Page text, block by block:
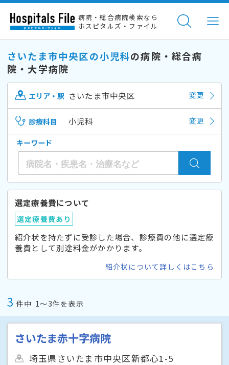
病院・総合病院検索なら
ホスピタルズ・ファイル
さいたま市中央区の小児科の病院・総合病
院・大学病院
エリア・駅 さいたま市中央区 変更
診療科目 小児科 変更
キーワード
選定療養費について
選定療養費あり
紹介状を持たずに受診した場合、診療費の他に選定療
養費として別途料金がかかります。
紹介状について詳しくはこちら
3 件中 1〜3件を表示
さいたま赤十字病院
埼玉県さいたま市中央区新都心1-5